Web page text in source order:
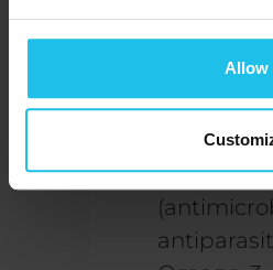
Allow
Rauw of
van hoge
vitaminen)
Klein